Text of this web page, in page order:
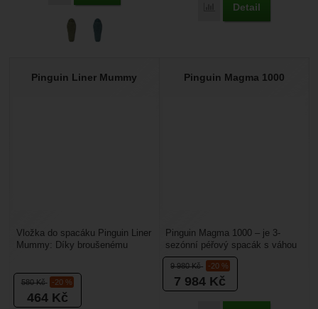
Přidat 'Pinguin Liner
Detail
Pinguin Liner Mummy
580Kč -20 %
464 Kč
Vložka do spacáku Pinguin Liner
Mummy: Díky broušenému
Pinguin Magma 1000
9 980Kč -20 %
7 984 Kč
Pinguin Magma 1000 – je 3-
sezónní péřový spacák s váhou
pouhých 1,512 g a komfortem
nad bodem mrazu....